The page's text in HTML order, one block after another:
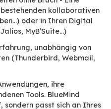
Indem
direkt über das
die Mitarbeiter
Zerstreuung und
wieder.
ist die